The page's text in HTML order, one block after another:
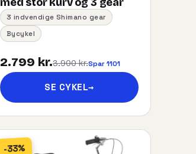
3 indvendige Shimano gear
Bycykel
2.799 kr.3.900 kr.Spar 1101
SE CYKEL→
-33%